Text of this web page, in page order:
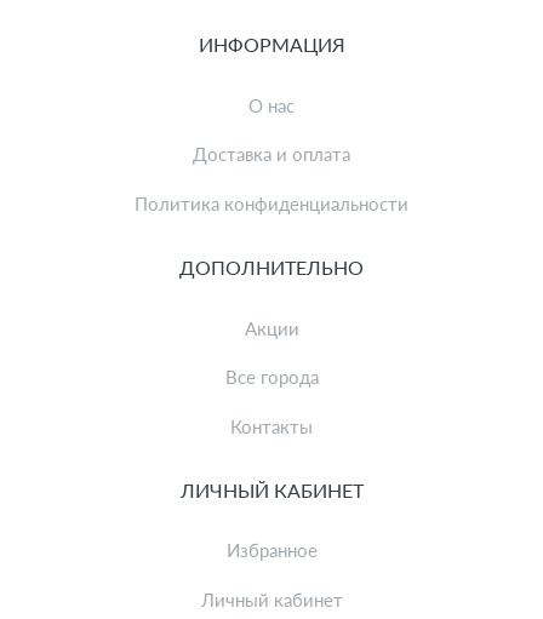
ИНФОРМАЦИЯ
О нас
Доставка и оплата
Политика конфиденциальности
ДОПОЛНИТЕЛЬНО
Акции
Все города
Контакты
ЛИЧНЫЙ КАБИНЕТ
Избранное
Личный кабинет